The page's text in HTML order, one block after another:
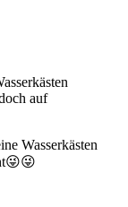
auf
Wasserkästen